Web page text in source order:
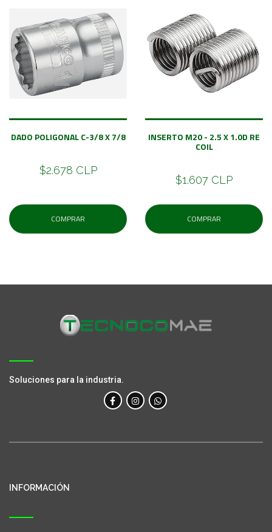
DADO POLIGONAL C-3/8 X 7/8
$2.678 CLP
COMPRAR
INSERTO M20 - 2.5 X 1.0D RE
COIL
$1.607 CLP
COMPRAR
Soluciones para la industria.
INFORMACIÓN